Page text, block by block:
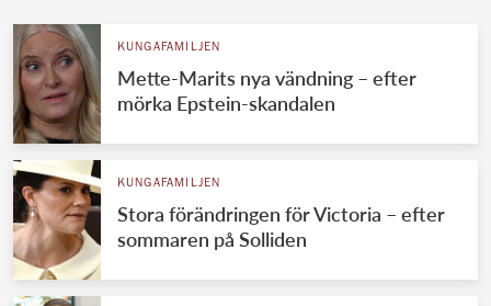
KUNGAFAMILJEN
Mette-Marits nya vändning – efter
mörka Epstein-skandalen
KUNGAFAMILJEN
Stora förändringen för Victoria – efter
sommaren på Solliden